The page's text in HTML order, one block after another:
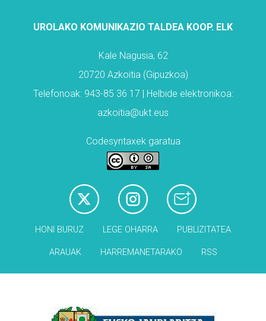
UROLAKO KOMUNIKAZIO TALDEA KOOP. ELK
Kale Nagusia, 62
20720 Azkoitia (Gipuzkoa)
Telefonoak: 943-85 36 17 | Helbide elektronikoa:
azkoitia@ukt.eus
Codesyntaxek garatua
HONI BURUZ LEGE OHARRA PUBLIZITATEA
ARAUAK HARREMANETARAKO RSS